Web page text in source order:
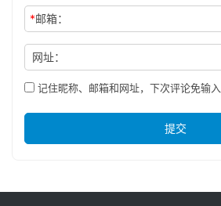
*邮箱：
网址：
记住昵称、邮箱和网址，下次评论免输入
提交